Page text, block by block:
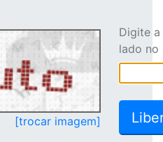
[trocar imagem]
Digite
lado no